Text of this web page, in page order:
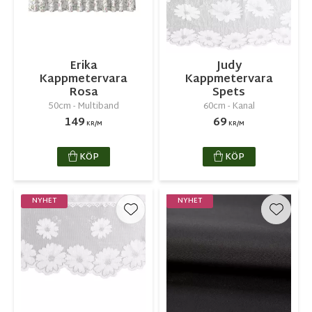
Erika
Kappmetervara
Rosa
50cm - Multiband
149 KR/M
KÖP
Judy
Kappmetervara
Spets
60cm - Kanal
69 KR/M
KÖP
NYHET
Lägg till i favoriter
NYHET
Lägg